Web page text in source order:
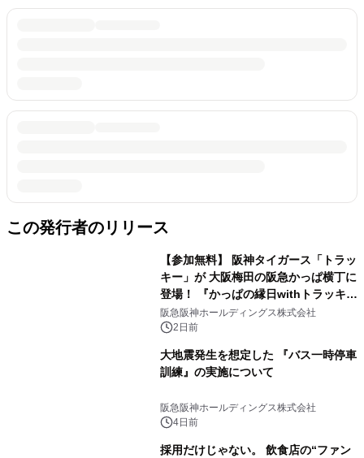
この発行者のリリース
【参加無料】 阪神タイガース「トラッ
キー」が 大阪梅田の阪急かっぱ横丁に
登場！ 『かっぱの縁日withトラッキ
ー』
阪急阪神ホールディングス株式会社
2日前
大地震発生を想定した 『バス一時停車
訓練』の実施について
阪急阪神ホールディングス株式会社
4日前
採用だけじゃない。 飲食店の“ファン